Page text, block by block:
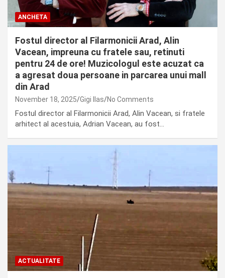
ANCHETA
Fostul director al Filarmonicii Arad, Alin
Vacean, impreuna cu fratele sau, retinuti
pentru 24 de ore! Muzicologul este acuzat ca
a agresat doua persoane in parcarea unui mall
din Arad
November 18, 2025 Gigi Ilas No Comments
Fostul director al Filarmonicii Arad, Alin Vacean, si fratele
arhitect al acestuia, Adrian Vacean, au fost…
ACTUALITATE